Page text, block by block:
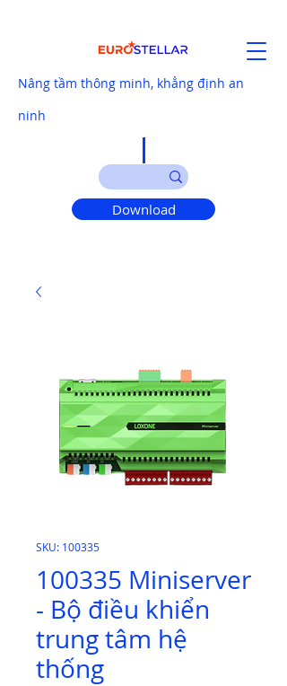
Nâng tầm thông minh, khẳng định an
ninh
Download
SKU: 100335
100335 Miniserver
- Bộ điều khiển
trung tâm hệ
thống